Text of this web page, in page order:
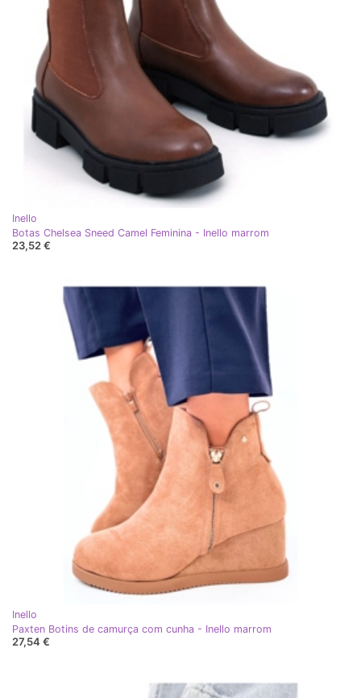
Inello
Botas Chelsea Sneed Camel Feminina - Inello marrom
23,52 €
Inello
Paxten Botins de camurça com cunha - Inello marrom
27,54 €